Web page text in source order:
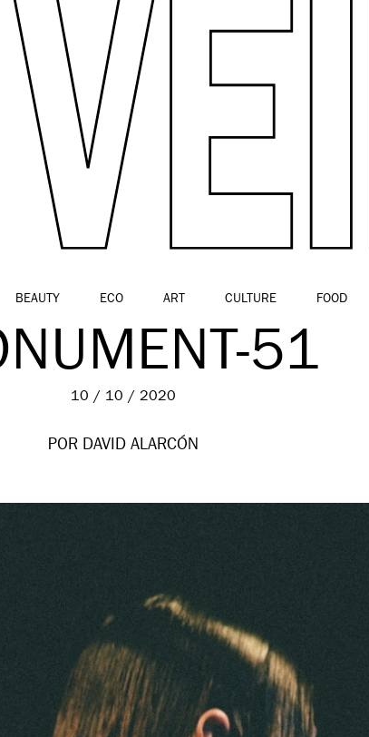
BEAUTY ECO ART CULTURE FOOD
51
10 / 10 / 2020
POR DAVID ALARCÓN